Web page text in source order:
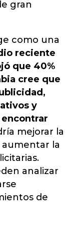
gran
como una
reciente
que 40%
cree que
y
mejorar la
la
analizar
de